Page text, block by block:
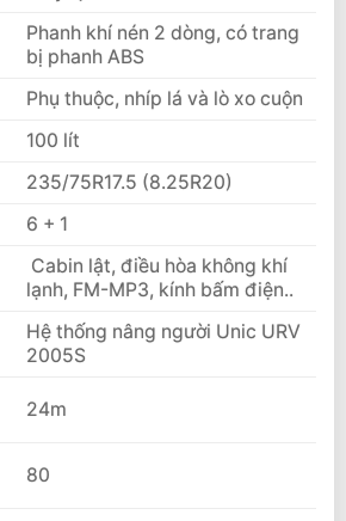
Phanh khí nén 2 dòng, có trang
bị phanh ABS
Phụ thuộc, nhíp lá và lò xo cuộn
100 lít
235/75R17.5 (8.25R20)
6 + 1
Cabin lật, điều hòa không khí
lạnh, FM-MP3, kính bấm điện..
Hệ thống nâng người Unic URV
2005S
24m
80